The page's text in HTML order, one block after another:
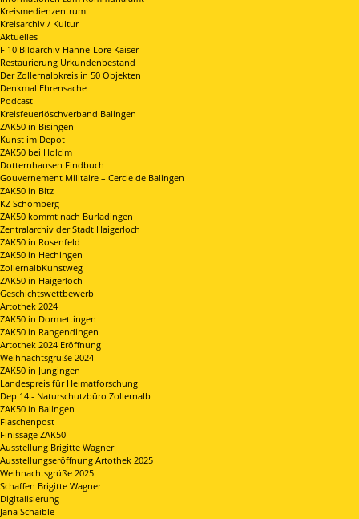
Kreismedienzentrum
Kreisarchiv / Kultur
Aktuelles
F 10 Bildarchiv Hanne-Lore Kaiser
Restaurierung Urkundenbestand
Der Zollernalbkreis in 50 Objekten
Denkmal Ehrensache
Podcast
Kreisfeuerlöschverband Balingen
ZAK50 in Bisingen
Kunst im Depot
ZAK50 bei Holcim
Dotternhausen Findbuch
Gouvernement Militaire – Cercle de Balingen
ZAK50 in Bitz
KZ Schömberg
ZAK50 kommt nach Burladingen
Zentralarchiv der Stadt Haigerloch
ZAK50 in Rosenfeld
ZAK50 in Hechingen
ZollernalbKunstweg
ZAK50 in Haigerloch
Geschichtswettbewerb
Artothek 2024
ZAK50 in Dormettingen
ZAK50 in Rangendingen
Artothek 2024 Eröffnung
Weihnachtsgrüße 2024
ZAK50 in Jungingen
Landespreis für Heimatforschung
Dep 14 - Naturschutzbüro Zollernalb
ZAK50 in Balingen
Flaschenpost
Finissage ZAK50
Ausstellung Brigitte Wagner
Ausstellungseröffnung Artothek 2025
Weihnachtsgrüße 2025
Schaffen Brigitte Wagner
Digitalisierung
Jana Schaible